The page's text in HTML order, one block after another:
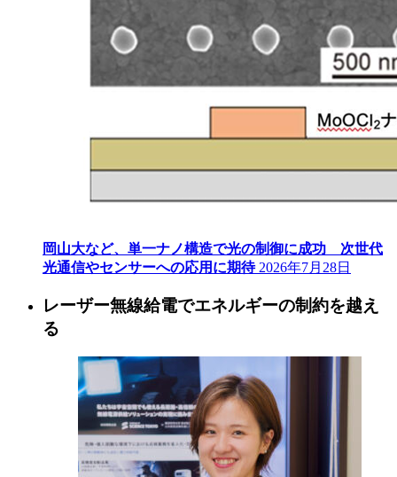
岡山大など、単一ナノ構造で光の制御に成功 次世代
光通信やセンサーへの応用に期待 2026年7月28日
レーザー無線給電でエネルギーの制約を越え
る